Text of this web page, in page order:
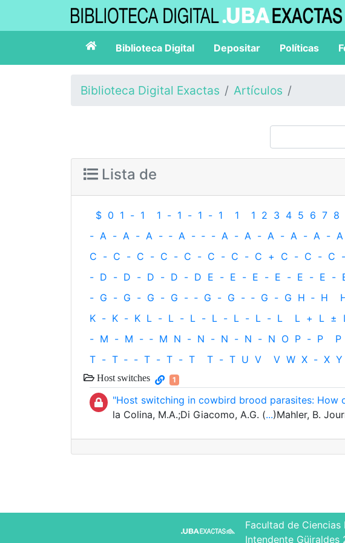
Biblioteca Digital Depositar Políticas
Biblioteca Digital Exactas Artículos
Lista de
$ 0 1 - 1 1 - 1 - 1 - 1 1 1 2 3 4 5 6 7 8
- A - A - A - ‐ A - ‐ - A - A - A - A - A - A
C - C - C - C - C - C - C - C + C - C - C -
- D - D - D - D - D E - E - E - E - E - E -
- G - G - G - G - ‐ G - G - ‐ G - G H ‐ H
K - K - K L - L - L - L - L - L - L L + L ±
- M - M - ‐ M N - N - N - N - N O P - P P
T - T ‐ - T - T - T T - T U V V W X - X Y
Host switches 1
"Host switching in cowbird brood parasites: How
la Colina, M.A.;Di Giacomo, A.G. (...)Mahler, B.
Facultad de
Intendente